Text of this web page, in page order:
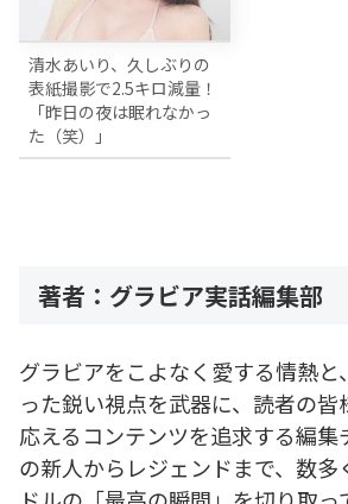
清水あいり、久しぶりの
表紙撮影で2.5キロ減量！
「昨日の夜は眠れなかっ
た（笑）」
著者：グラビア実話編集部
グラビアをこよなく愛する情熱
った鋭い視点を武器に、読者の皆
応えるコンテンツを追求する編集
の新人からレジェンドまで、数多